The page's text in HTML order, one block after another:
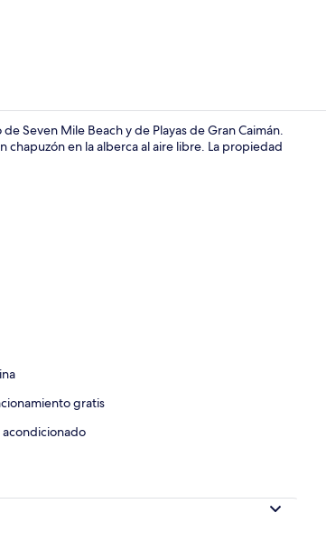
Seven Mile Beach y de Playas de Gran Caimán.
chapuzón en la alberca al aire libre. La propiedad
gratis
acondicionado